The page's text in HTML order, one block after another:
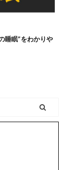
睡眠”をわかりや